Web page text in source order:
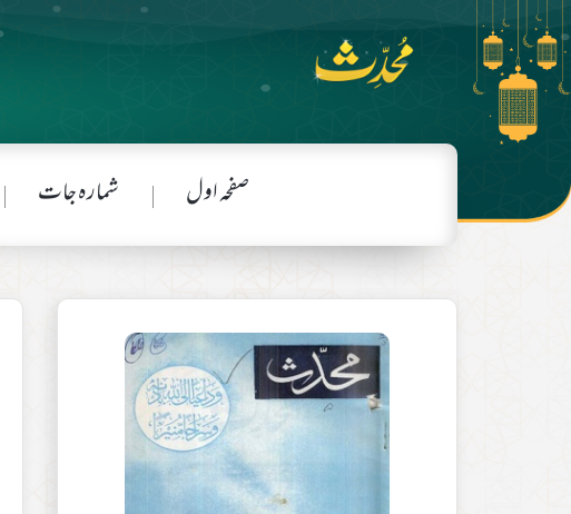
صفحہ اول شمارہ جات